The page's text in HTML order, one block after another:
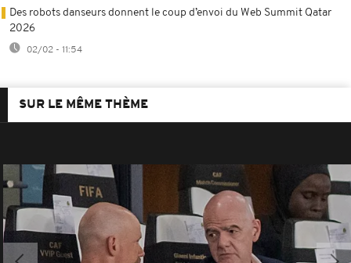
Des robots danseurs donnent le coup d’envoi du Web Summit Qatar
2026
02/02 - 11:54
SUR LE MÊME THÈME